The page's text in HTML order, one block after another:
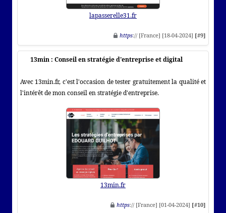
lapasserelle31.fr
https:// [France] [18-04-2024] [#9]
13min : Conseil en stratégie d'entreprise et digital
Avec 13min.fr, c'est l'occasion de tester gratuitement la qualité et
l'intérêt de mon conseil en stratégie d'entreprise.
13min.fr
https:// [France] [01-04-2024] [#10]